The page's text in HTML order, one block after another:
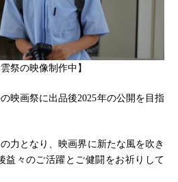
雲祭の映像制作中】
映画祭に出品後2025年の公開を目指
力となり、映画界に新たな風を吹き
益々のご活躍とご健闘をお祈りして